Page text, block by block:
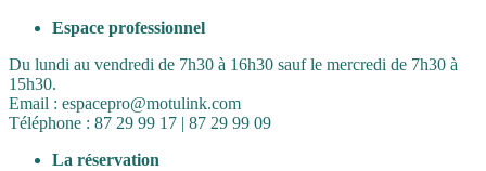
Espace professionnel
Du lundi au vendredi de 7h30 à 16h30 sauf le mercredi de 7h30 à
15h30.
Email : espacepro@motulink.com
Téléphone : 87 29 99 17 | 87 29 99 09
La réservation